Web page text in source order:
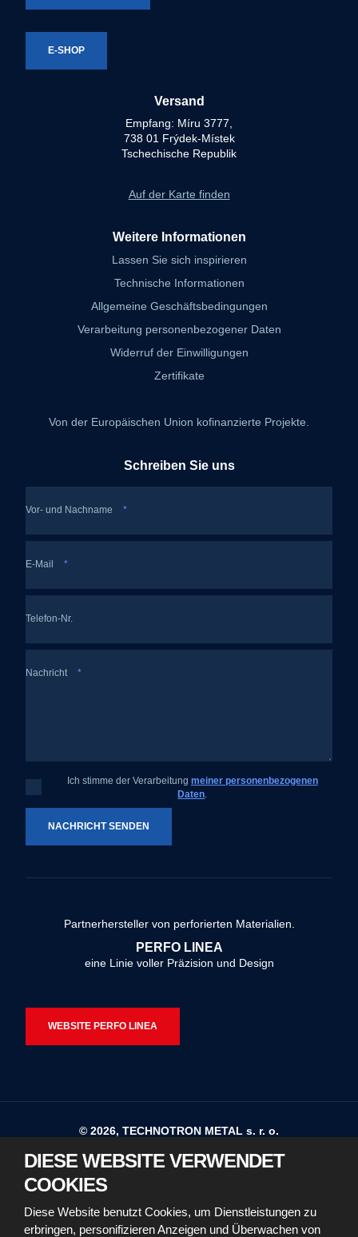
E-SHOP
Versand
Empfang: Míru 3777,
738 01 Frýdek-Místek
Tschechische Republik
Auf der Karte finden
Weitere Informationen
Lassen Sie sich inspirieren
Technische Informationen
Allgemeine Geschäftsbedingungen
Verarbeitung personenbezogener Daten
Widerruf der Einwilligungen
Zertifikate
Von der Europäischen Union kofinanzierte Projekte.
Schreiben Sie uns
Vor- und Nachname *
E-Mail *
Telefon-Nr.
Nachricht *
stimme
der
Verarbeitungmeiner
Daten.
Ich stimme der Verarbeitung meiner personenbezogenen
Daten
NACHRICHT SENDEN
nicht
werden
Partnerhersteller von perforierten Materialien.
PERFO LINEA
eine Linie voller Präzision und Design
WEBSITE PERFO LINEA
© 2026, TECHNOTRON METAL s. r. o.
Sitemap Nutzungsbedingungen
Richtlinien für die Verwendung von Cookies
DIESE WEBSITE VERWENDET
COOKIES
Diese Website benutzt Cookies, um Dienstleistungen zu
erbringen, personifizieren Anzeigen und Überwachen von